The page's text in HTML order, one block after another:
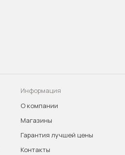
Информация
О компании
Магазины
Гарантия лучшей цены
Контакты